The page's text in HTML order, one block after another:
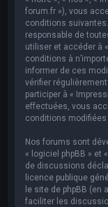
forum.fr »), vous
conditions
responsable de
utiliser et accéder à
conditions à
informer de ces
vérifier
participer à «
effectuées, vous
conditions modifiées
Nos forums sont
« logiciel phpBB » et
de discussions
licence publique
le site de phpBB (en
faciliter les